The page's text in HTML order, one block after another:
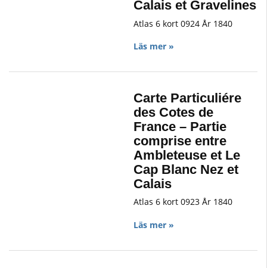
Calais et Gravelines
Atlas 6 kort 0924 År 1840
Läs mer »
Carte Particuliére
des Cotes de
France – Partie
comprise entre
Ambleteuse et Le
Cap Blanc Nez et
Calais
Atlas 6 kort 0923 År 1840
Läs mer »